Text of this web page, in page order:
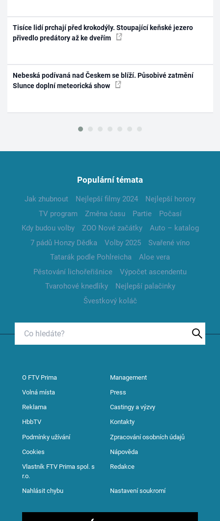
Tisíce lidí prchají před krokodýly. Stoupající keňské jezero
přivedlo predátory až ke dveřím
Nebeská podívaná nad Českem se blíží. Působivé zatmění
Slunce doplní meteorická show
Populární témata
Jak zhubnout Nejlepší filmy 2024
Nejlepší horory
TV program
Změna času Partie
Počasí
Kdy budou volby
ZOO Nové začátky
Auto – katalog
7 pádů Honzy Dědka
Volby 2025
Svařené víno
Tatarák podle Pohlreicha
Aloe vera
Pěstování lichořeřišnice
Výpočet ascendentu
Tvarohové knedlíky
Nejlepší palačinky
Švestkový koláč
O FTV Prima Management
Volná místa Press
Reklama Castingy a výzvy
HbbTV Kontakty
Podmínky užívání Zpracování osobních údajů
Cookies Nápověda
Vlastník FTV Prima spol. s
r.o.
Redakce
Nahlásit chybu Nastavení soukromí